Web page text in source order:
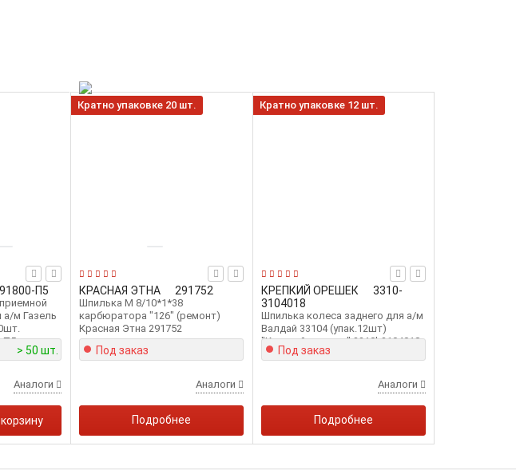
П5
а/м Газель
П5
> 50 шт.
Аналоги
КРАСНАЯ ЭТНА 291752
Шпилька М 8/10*1*38
карбюратора "126" (ремонт)
Красная Этна 291752
Кратно упаковке 20 шт.
Под заказ
Аналоги
Подробнее
КРЕПКИЙ ОРЕШЕК
3310-
3104018
Шпилька колеса заднего для а/м
Валдай 33104 (упак.12шт)
"Крепкий орешек" 3310k3104018
Кратно упаковке 12 шт.
Под заказ
Аналоги
Подробнее